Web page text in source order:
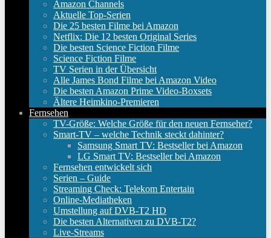
Amazon Channels
Aktuelle Top-Serien
Die 25 besten Filme bei Amazon
Netflix: Die 12 besten Original Series
Die besten Science Fiction Filme
Science Fiction Filme
TV Serien in der Übersicht
Alle James Bond Filme bei Amazon Video
Die besten Amazon Prime Video-Boxsets
Ältere Heimkino-Premieren
Fernsehen
TV-Größe: Welche Größe für den neuen Fernseher?
Smart-TV – welche Technik steckt dahinter?
Samsung Smart TV: Bestseller bei Amazon
LG Smart TV: Bestseller bei Amazon
Fernsehen entwickelt sich
Serien – Guide
Streaming Check: Telekom Entertain
Online-Mediatheken
Umstellung auf DVB-T2 HD
Die besten Alternativen zu DVB-T2?
Live-Streams